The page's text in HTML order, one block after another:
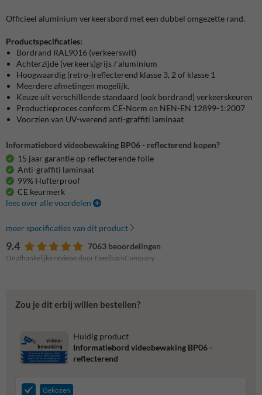
Officieel aluminium verkeersbord met een dubbel omgezette rand.
Productspecificaties:
Bordrand RAL9016 (verkeerswit)
Achterzijde (verkeers)grijs / aluminium
Hoogwaardig (retro-)reflecterend klasse 3, 2 of klasse 1
Meerdere afmetingen mogelijk.
Keuze uit verschillende standaard (ook bordrand) verkeerskeuren
Productieproces conform CE-Norm en NEN-EN 12899-1:2007
Voorzien van UV-werend anti-graffiti laminaat
Informatiebord videobewaking BP06 - reflecterend kopen?
15 jaar garantie op reflecterende folie
Anti-graffiti laminaat
99% Hufterproof
CE keurmerk
lees over alle voordelen
meer specificaties van dit product
9.4 7063 beoordelingen
Onafhankelijke reviews door FeedbackCompany
Zou je dit erbij willen bestellen?
Huidig product
Informatiebord videobewaking BP06 -
reflecterend
Gekozen